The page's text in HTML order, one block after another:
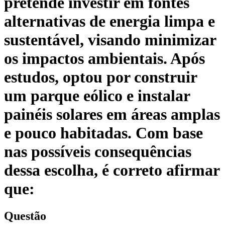
alternativas de energia limpa e
sustentável, visando minimizar
os impactos ambientais. Após
estudos, optou por construir
um parque eólico e instalar
painéis solares em áreas amplas
e pouco habitadas. Com base
nas possíveis consequências
dessa escolha, é correto afirmar
que:
Questão